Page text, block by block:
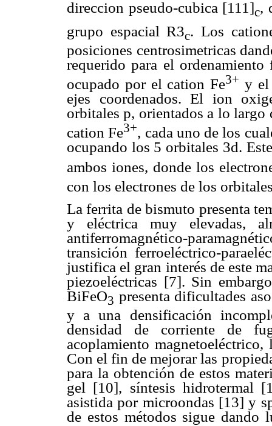
direccion pseudo-cubica [111]c,
grupo espacial R3c. Los
posiciones centrosimetricas
requerido para el
ocupado por el cation Fe3+ y el
ejes coordenados. El ion
orbitales p, orientados a lo largo
cation Fe3+, cada uno de los
ocupando los 5 orbitales 3d.
ambos iones, donde los
con los electrones de los
La ferrita de bismuto presenta
y eléctrica muy elevadas,
antiferromagnético-
transición ferroeléctrico-
justifica el gran interés de este
piezoeléctricas [7]. Sin
BiFeO3 presenta dificultades
y a una densificación
densidad de corriente de
acoplamiento
Con el fin de mejorar las
para la obtención de estos
gel [10], síntesis hidrotermal
asistida por microondas [13] y
de estos métodos sigue